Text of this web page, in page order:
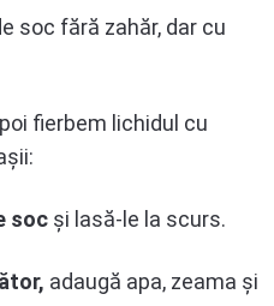
soc fără zahăr, dar cu
fierbem lichidul cu
soc și lasă-le la scurs.
adaugă apa, zeama și